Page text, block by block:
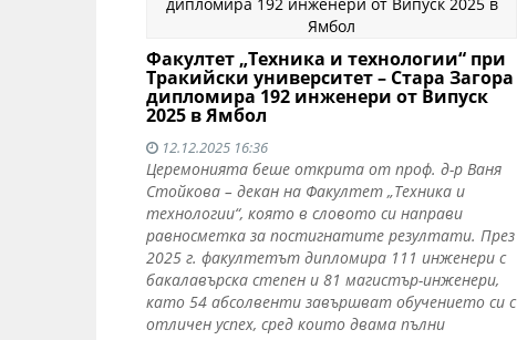
Факултет „Техника и технологии“ при
Тракийски университет – Стара Загора
дипломира 192 инженери от Випуск
2025 в Ямбол
12.12.2025 16:36
Церемонията беше открита от проф. д-р Ваня
Стойкова – декан на Факултет „Техника и
технологии“, която в словото си направи
равносметка за постигнатите резултати. През
2025 г. факултетът дипломира 111 инженери с
бакалавърска степен и 81 магистър-инженери,
като 54 абсолвенти завършват обучението си с
отличен успех, сред които двама пълни